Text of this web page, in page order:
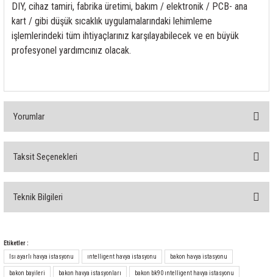
DIY, cihaz tamiri, fabrika üretimi, bakım / elektronik / PCB- ana
kart / gibi düşük sıcaklık uygulamalarındaki lehimleme
işlemlerindeki tüm ihtiyaçlarınız karşılayabilecek ve en büyük
profesyonel yardımcınız olacak.
Yorumlar
Taksit Seçenekleri
Teknik Bilgileri
Teknik Özellikleri
Marka
Etiketler :
Isı ayarlı havya istasyonu
ıntelligent havya istasyonu bakon havya istasyonu
bakon bayileri bakon havya istasyonları bakon bk90 ıntelligent havya istasyonu